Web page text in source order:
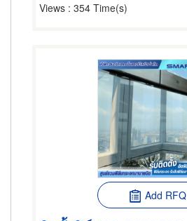
Views : 354 Time(s)
Add RFQ